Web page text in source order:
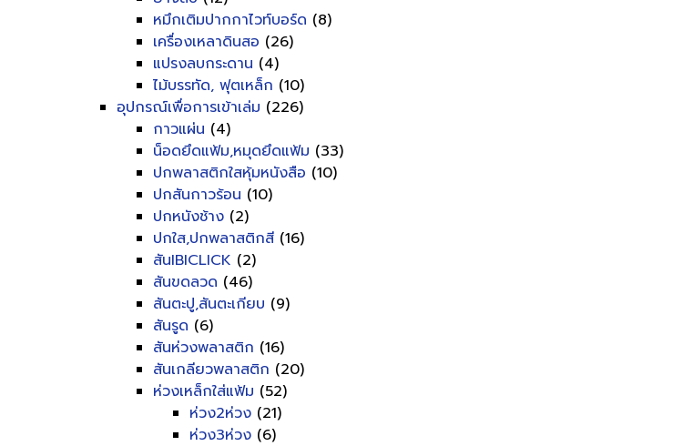
หมึกเติมปากกาไวท์บอร์ด (8)
เครื่องเหลาดินสอ (26)
แปรงลบกระดาน (4)
ไม้บรรทัด, ฟุตเหล็ก (10)
อุปกรณ์เพื่อการเข้าเล่ม (226)
กาวแผ่น (4)
น็อดยึดแฟ้ม,หมุดยึดแฟ้ม (33)
ปกพลาสติกใสหุ้มหนังสือ (10)
ปกสันกาวร้อน (10)
ปกหนังช้าง (2)
ปกใส,ปกพลาสติกสี (16)
สันIBICLICK (2)
สันขดลวด (46)
สันตะปู,สันตะเกียบ (9)
สันรูด (6)
สันห่วงพลาสติก (16)
สันเกลียวพลาสติก (20)
ห่วงเหล็กใส่แฟ้ม (52)
ห่วง2ห่วง (21)
ห่วง3ห่วง (6)